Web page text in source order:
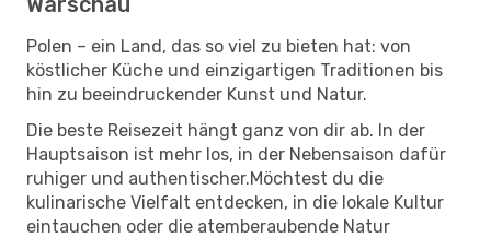
Polen – ein Land, das so viel zu bieten hat: von
köstlicher Küche und einzigartigen Traditionen bis
hin zu beeindruckender Kunst und Natur.
Die beste Reisezeit hängt ganz von dir ab. In der
Hauptsaison ist mehr los, in der Nebensaison dafür
ruhiger und authentischer.Möchtest du die
kulinarische Vielfalt entdecken, in die lokale Kultur
eintauchen oder die atemberaubende Natur